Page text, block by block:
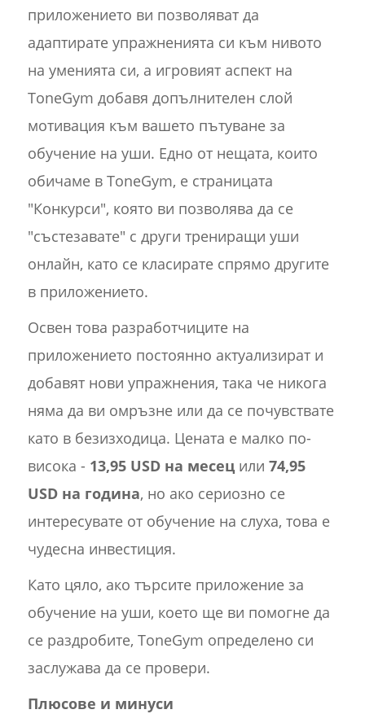
приложението ви позволяват да
адаптирате упражненията си към нивото
на уменията си, а игровият аспект на
ToneGym добавя допълнителен слой
мотивация към вашето пътуване за
обучение на уши. Едно от нещата, които
обичаме в ToneGym, е страницата
"Конкурси", която ви позволява да се
"състезавате" с други трениращи уши
онлайн, като се класирате спрямо другите
в приложението.
Освен това разработчиците на
приложението постоянно актуализират и
добавят нови упражнения, така че никога
няма да ви омръзне или да се почувствате
като в безизходица. Цената е малко по-
висока - 13,95 USD на месецили 74,95
USD на година, но ако сериозно се
интересувате от обучение на слуха, това е
чудесна инвестиция.
Като цяло, ако търсите приложение за
обучение на уши, което ще ви помогне да
се раздробите, ToneGym определено си
заслужава да се провери.
Плюсове и минуси